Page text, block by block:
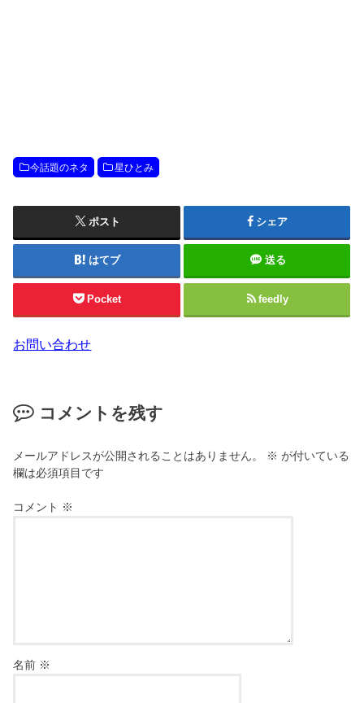
今話題のネタ 星ひとみ
ポスト シェア
はてブ 送る
Pocket feedly
お問い合わせ
コメントを残す
メールアドレスが公開されることはありません。 ※ が付いている
欄は必須項目です
コメント ※
名前 ※